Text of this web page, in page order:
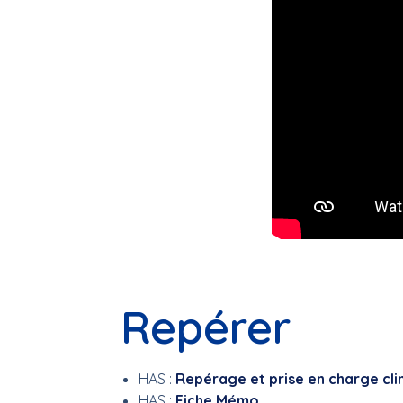
Repérer
HAS : Repérage et prise en charge